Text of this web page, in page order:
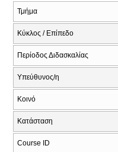
Τμήμα
Κύκλος / Επίπεδο
Περίοδος Διδασκαλίας
Υπεύθυνος/η
Κοινό
Κατάσταση
Course ID